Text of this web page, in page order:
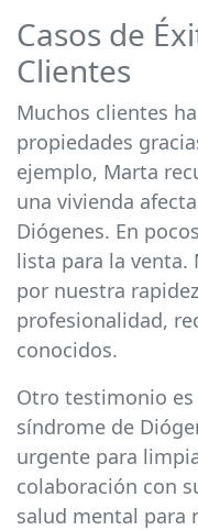
Casos de
Clientes
Muchos clientes
propiedades
ejemplo, Marta
una vivienda
Diógenes. En
lista para la venta.
por nuestra
profesionalidad,
conocidos.
Otro testimonio es
síndrome de
urgente para
colaboración con
salud mental para